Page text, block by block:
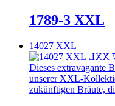
1789-3 XXL
14027 XXL
Dieses extravagante
unserer XXL-
zukünftigen Bräute,